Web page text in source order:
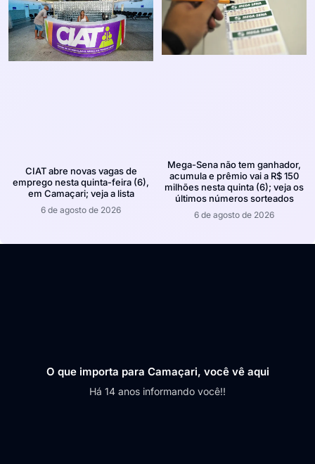
CIAT abre novas vagas de
emprego nesta quinta-feira (6),
em Camaçari; veja a lista
6 de agosto de 2026
Mega-Sena não tem ganhador,
acumula e prêmio vai a R$ 150
milhões nesta quinta (6); veja os
últimos números sorteados
6 de agosto de 2026
O que importa para Camaçari, você vê aqui
Há 14 anos informando você!!